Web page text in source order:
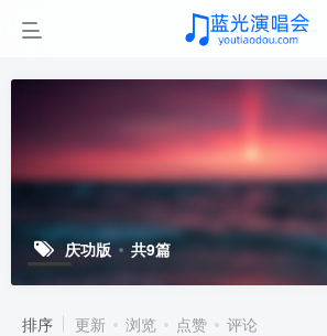
庆功版 共9篇
排序 更新 浏览 点赞 评论